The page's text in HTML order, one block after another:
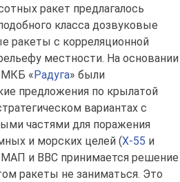
ракет предлагалось
класса дозвуковые
ракеты с корреляционной
местности. На основании
МКБ « Радуга» были
предложения по крылатой
вариантах с
частями для поражения
и морских целей (Х-55 и
и ВВС принимается решение
ракеты не заниматься. Это